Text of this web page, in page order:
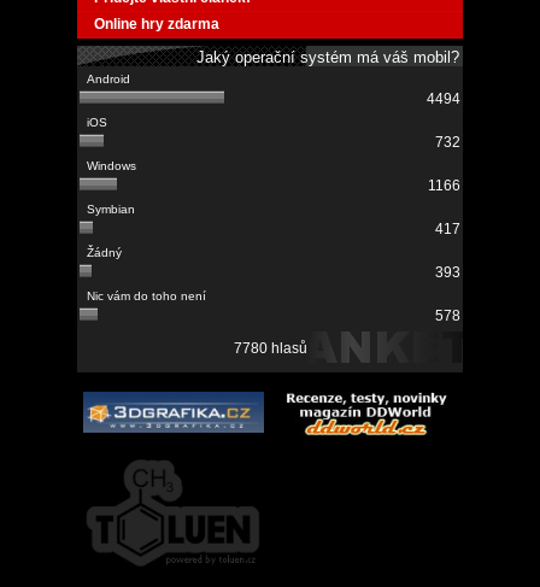
Online hry zdarma
Jaký operační systém má váš mobil?
4494
732
1166
417
393
578
7780 hlasů